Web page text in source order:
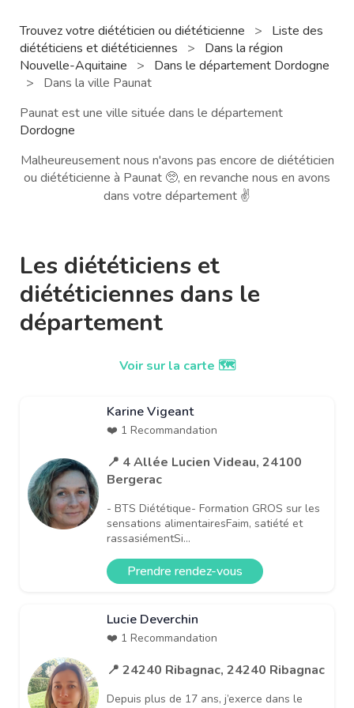
Trouvez votre diététicien ou diététicienne >
Liste des
diététiciens et diététiciennes
>
Dans la région
Nouvelle-Aquitaine
>
Dans le département Dordogne
>
Dans la ville Paunat
Paunat est une ville située dans le département
Dordogne
Malheureusement nous n'avons pas encore de diététicien
ou diététicienne à Paunat 🥺, en revanche nous en avons
dans votre département ✌️
Les diététiciens et
diététiciennes dans le
département
Voir sur la carte 🗺️
Karine Vigeant
❤️ 1 Recommandation
📍 4 Allée Lucien Videau, 24100
Bergerac
- BTS Diététique- Formation GROS sur les
sensations alimentairesFaim, satiété et
rassasiémentSi...
Prendre rendez-vous
Lucie Deverchin
❤️ 1 Recommandation
📍 24240 Ribagnac, 24240 Ribagnac
Depuis plus de 17 ans, j’exerce dans le